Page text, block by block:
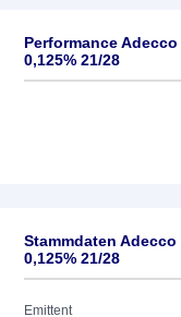
Performance
0,125% 21/28
Stammdaten
0,125% 21/28
Emittent